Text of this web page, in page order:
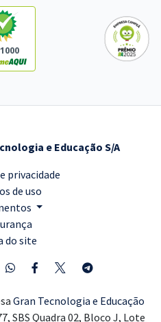
e Educação S/A
privacidade
de uso
do site
Gran Tecnologia e Educação
SBS Quadra 02, Bloco J, Lote